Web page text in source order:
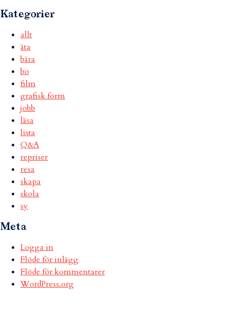
Kategorier
allt
äta
bära
bo
film
grafisk form
jobb
läsa
lista
Q&A
repriser
resa
skapa
skola
sy
Meta
Logga in
Flöde för inlägg
Flöde för kommentarer
WordPress.org